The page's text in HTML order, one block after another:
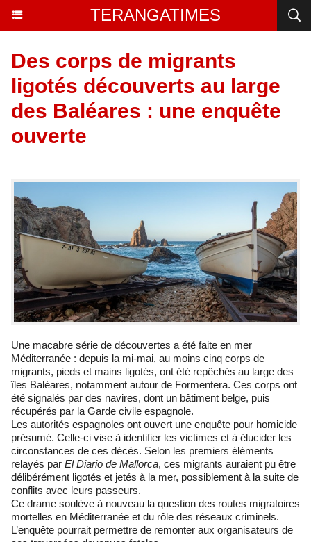
TERANGATIMES
Des corps de migrants
ligotés découverts au large
des Baléares : une enquête
ouverte
Une macabre série de découvertes a été faite en mer
Méditerranée : depuis la mi-mai, au moins cinq corps de
migrants, pieds et mains ligotés, ont été repêchés au large des
îles Baléares, notamment autour de Formentera. Ces corps ont
été signalés par des navires, dont un bâtiment belge, puis
récupérés par la Garde civile espagnole.
Les autorités espagnoles ont ouvert une enquête pour homicide
présumé. Celle-ci vise à identifier les victimes et à élucider les
circonstances de ces décès. Selon les premiers éléments
relayés par El Diario de Mallorca, ces migrants auraient pu être
délibérément ligotés et jetés à la mer, possiblement à la suite de
conflits avec leurs passeurs.
Ce drame soulève à nouveau la question des routes migratoires
mortelles en Méditerranée et du rôle des réseaux criminels.
L’enquête pourrait permettre de remonter aux organisateurs de